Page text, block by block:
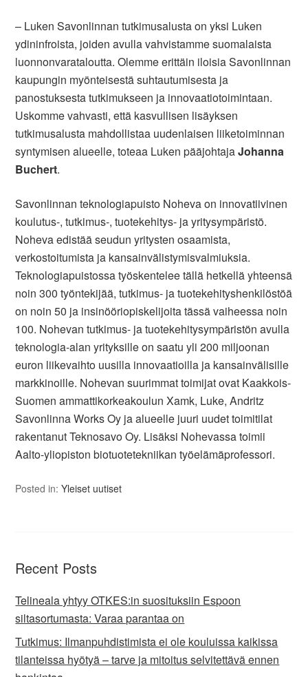
– Luken Savonlinnan tutkimusalusta on yksi Luken
ydininfroista, joiden avulla vahvistamme suomalaista
luonnonvarataloutta. Olemme erittäin iloisia Savonlinnan
kaupungin myönteisestä suhtautumisesta ja
panostuksesta tutkimukseen ja innovaatiotoimintaan.
Uskomme vahvasti, että kasvullisen lisäyksen
tutkimusalusta mahdollistaa uudenlaisen liiketoiminnan
syntymisen alueelle, toteaa Luken pääjohtajaJohanna
Buchert.
Savonlinnan teknologiapuisto Noheva on innovatiivinen
koulutus-, tutkimus-, tuotekehitys- ja yritysympäristö.
Noheva edistää seudun yritysten osaamista,
verkostoitumista ja kansainvälistymisvalmiuksia.
Teknologiapuistossa työskentelee tällä hetkellä yhteensä
noin 300 työntekijää, tutkimus- ja tuotekehityshenkilöstöä
on noin 50 ja insinööriopiskelijoita tässä vaiheessa noin
100. Nohevan tutkimus- ja tuotekehitysympäristön avulla
teknologia-alan yrityksille on saatu yli 200 miljoonan
euron liikevaihto uusilla innovaatioilla ja kansainvälisille
markkinoille. Nohevan suurimmat toimijat ovat Kaakkois-
Suomen ammattikorkeakoulun Xamk, Luke, Andritz
Savonlinna Works Oy ja alueelle juuri uudet toimitilat
rakentanut Teknosavo Oy. Lisäksi Nohevassa toimii
Aalto-yliopiston biotuotetekniikan työelämäprofessori.
Posted in:Yleiset uutiset
Recent Posts
Telineala yhtyy OTKES:in suosituksiin Espoon
siltasortumasta: Varaa parantaa on
Tutkimus: Ilmanpuhdistimista ei ole kouluissa kaikissa
tilanteissa hyötyä – tarve ja mitoitus selvitettävä ennen